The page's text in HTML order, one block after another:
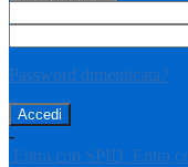
Password dimenticata?
-
Entra con SPID Entra